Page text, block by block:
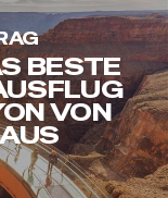
BESTE
VON